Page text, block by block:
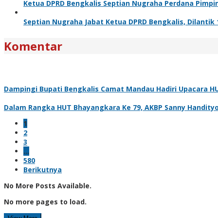
Ketua DPRD Bengkalis Septian Nugraha Perdana
Septian Nugraha Jabat Ketua DPRD Bengkalis,
Komentar
Dampingi Bupati Bengkalis Camat Mandau Hadiri Upacara
Dalam Rangka HUT Bhayangkara Ke 79, AKBP Sanny
1
2
3
…
580
Berikutnya
No More Posts Available.
No more pages to load.